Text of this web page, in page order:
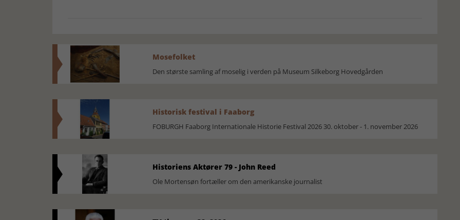
Mosefolket
Den største samling af moselig i verden på Museum Silkeborg Hovedgården
Historisk festival i Faaborg
FOBURGH Faaborg Internationale Historie Festival 2026 30. oktober - 1. november 2026
Historiens Aktører 79 - John Reed
Ole Mortensøn fortæller om den amerikanske journalist